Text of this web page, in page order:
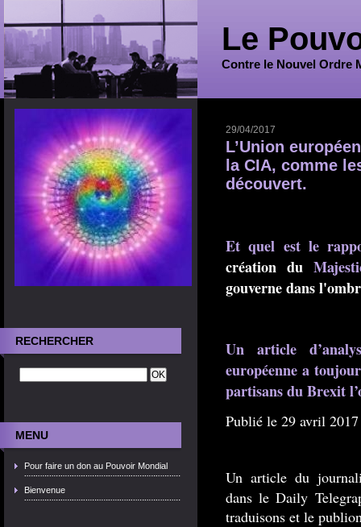
Le
Contre le Nouvel Ordre
RECHERCHER
MENU
Pour faire un don au Pouvoir Mondial
Bienvenue
29/04/2017
L’Union
la CIA, comme
découvert.
Et quel est le
création du
gouverne dans
Un article
européenne a
partisans du Brexit
Publié le 29 avril
Un article du
dans le Daily
traduisons et le